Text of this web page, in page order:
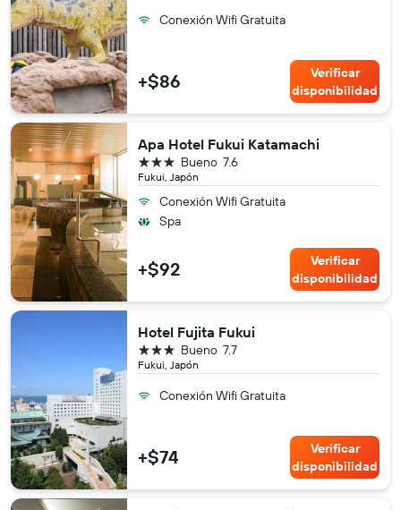
Conexión Wifi Gratuita
+$86
Verificar
disponibilidad
Apa Hotel Fukui Katamachi
Fukui, Japón
7.6
Bueno
3 estrellas
Conexión Wifi Gratuita
Spa
+$92
Verificar
disponibilidad
Hotel Fujita Fukui
Fukui, Japón
7.7
Bueno
3 estrellas
Conexión Wifi Gratuita
+$74
Verificar
disponibilidad